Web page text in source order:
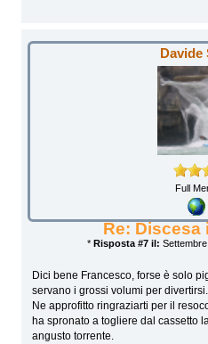
Davide
Full
Re: Discesa
* Risposta #7 il:
Dici bene Francesco, forse è solo
servano i grossi volumi per
Ne approfitto ringraziarti per il
ha spronato a togliere dal cassetto
angusto torrente.